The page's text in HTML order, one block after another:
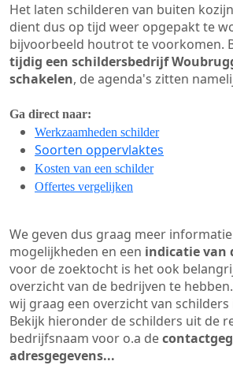
Het laten schilderen van buiten
dient dus op tijd weer opgepakt te
bijvoorbeeld houtrot te voorkomen.
tijdig een schildersbedrijf
schakelen, de agenda's zitten
Ga direct naar:
Werkzaamheden schilder
Soorten oppervlaktes
Kosten van een schilder
Offertes vergelijken
We geven dus graag meer
mogelijkheden en een indicatie van
voor de zoektocht is het ook
overzicht van de bedrijven te
wij graag een overzicht van
Bekijk hieronder de schilders uit de
bedrijfsnaam voor o.a de
adresgegevens...